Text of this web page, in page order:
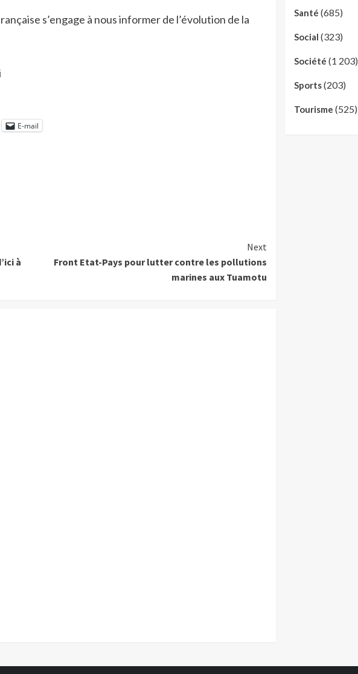
s’engage à nous informer de l’évolution de la
E-mail
à
Next
Front Etat-Pays pour lutter contre les pollutions
marines aux Tuamotu
Santé (685)
Social (323)
Société (1 203)
Sports(203)
Tourisme (525)